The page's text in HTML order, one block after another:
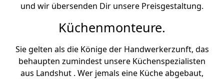
und wir übersenden Dir unsere Preisgestaltung.
Küchenmonteure.
Sie gelten als die Könige der Handwerkerzunft, das
behaupten zumindest unsere Küchenspezialisten
aus Landshut . Wer jemals eine Küche abgebaut,